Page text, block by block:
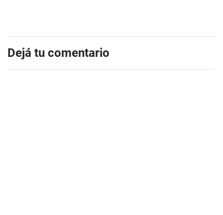
Dejá tu comentario